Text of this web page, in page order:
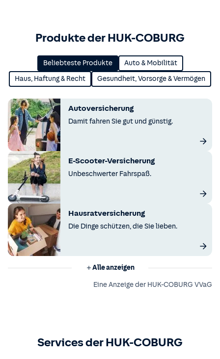
Produkte der HUK-COBURG
Beliebteste Produkte Auto & Mobilität
Haus, Haftung & Recht Gesundheit, Vorsorge & Vermögen
Autoversicherung
Damit fahren Sie gut und günstig.
E-Scooter-Versicherung
Unbeschwerter Fahrspaß.
Hausratversicherung
Die Dinge schützen, die Sie lieben.
Alle anzeigen
Eine Anzeige der HUK-COBURG VVaG
Services der HUK-COBURG